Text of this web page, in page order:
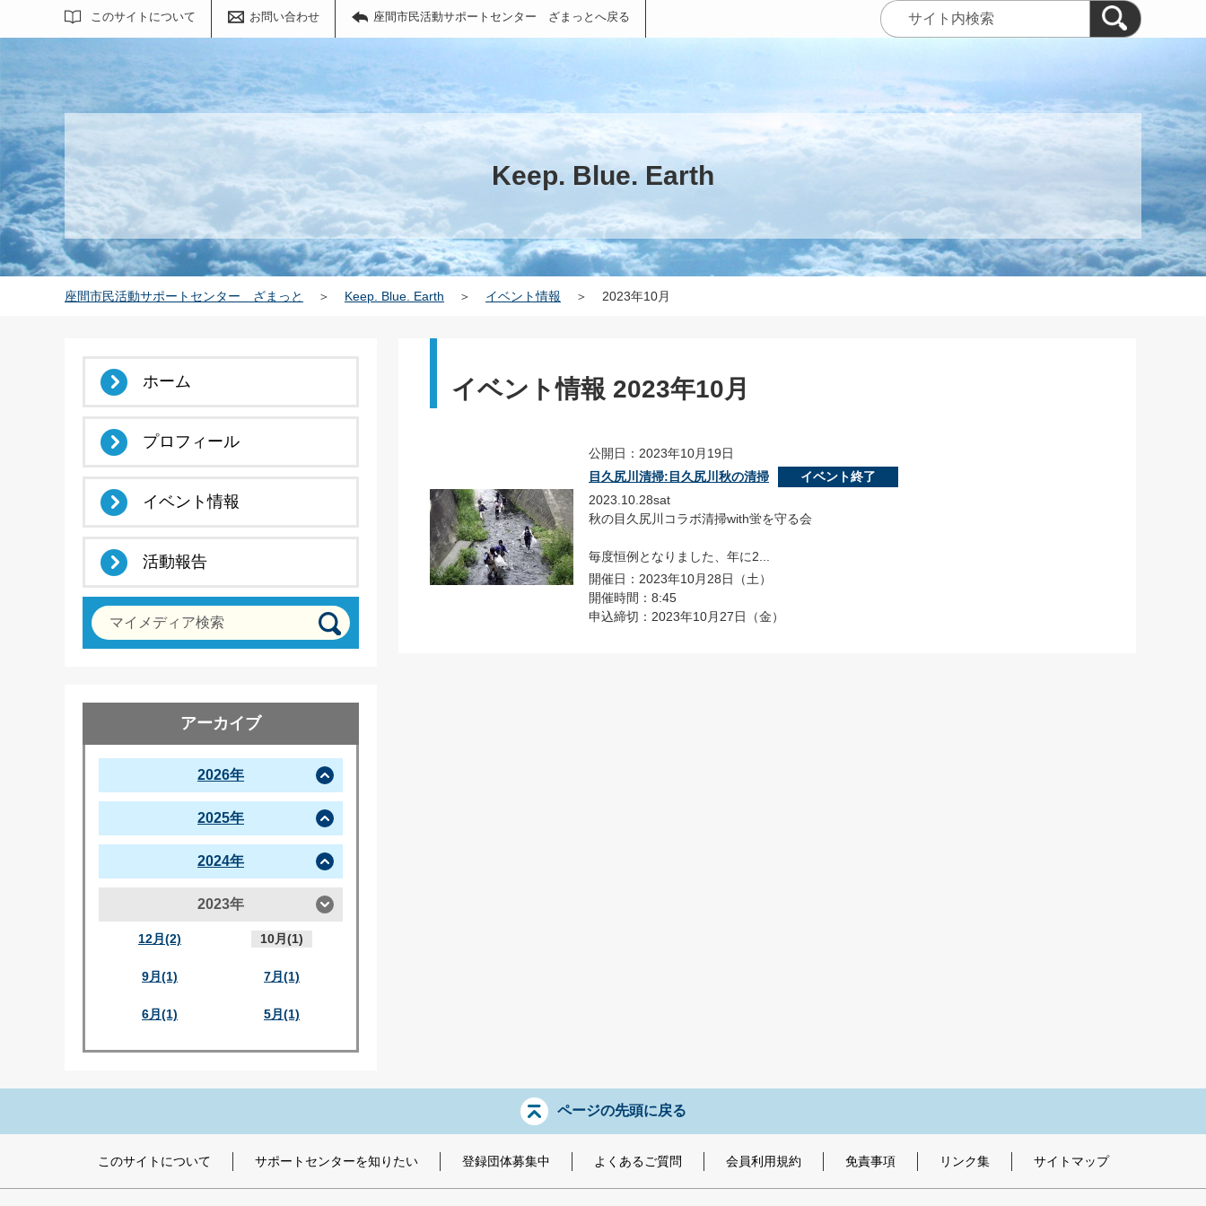
このサイトについて お問い合わせ 座間市民活動サポートセンター ざまっとへ戻る
サイト内検索
Keep. Blue. Earth
座間市民活動サポートセンター ざまっと ＞ Keep. Blue. Earth ＞ イベント情報 ＞ 2023年10月
イベント情報 2023年10月
公開日：2023年10月19日
目久尻川清掃:目久尻川秋の清掃
イベント終了
2023.10.28sat
秋の目久尻川コラボ清掃with蛍を守る会
毎度恒例となりました、年に2...
開催日：2023年10月28日（土）
開催時間：8:45
申込締切：2023年10月27日（金）
ホーム
プロフィール
イベント情報
活動報告
マイメディア検索
アーカイブ
2026年
2025年
2024年
2023年
12月(2) 10月(1)
9月(1) 7月(1)
6月(1) 5月(1)
ページの先頭に戻る
このサイトについて サポートセンターを知りたい 登録団体募集中 よくあるご質問 会員利用規約 免責事項 リンク集 サイトマップ